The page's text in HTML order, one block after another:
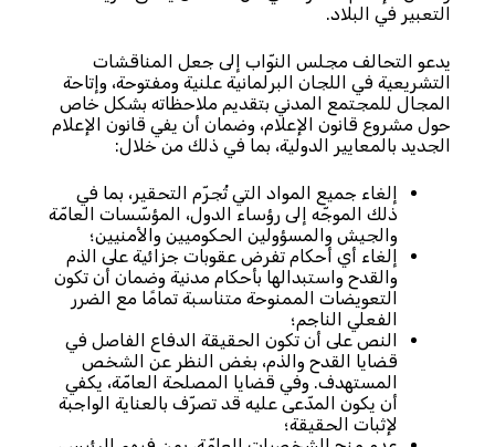
التعبير في البلاد.
يدعو التحالف مجلس النوّاب إلى جعل المناقشات
التشريعية في اللجان البرلمانية علنية ومفتوحة، وإتاحة
المجال للمجتمع المدني بتقديم ملاحظاته بشكل خاص
حول مشروع قانون الإعلام، وضمان أن يفي قانون الإعلام
الجديد بالمعايير الدولية، بما في ذلك من خلال:
إلغاء جميع المواد التي تُجرّم التحقير، بما في
ذلك الموجّه إلى رؤساء الدول، المؤسّسات العامّة
والجيش والمسؤولين الحكوميين والأمنيين؛
إلغاء أي أحكام تفرض عقوبات جزائية على الذم
والقدح واستبدالها بأحكام مدنية وضمان أن تكون
التعويضات الممنوحة متناسبة تمامًا مع الضرر
الفعلي الناجم؛
النص على أن تكون الحقيقة الدفاع الفاصل في
قضايا القدح والذم، بغض النظر عن الشخص
المستهدف. وفي قضايا المصلحة العامّة، يكفي
أن يكون المدّعى عليه قد تصرّف بالعناية الواجبة
لإثبات الحقيقة؛